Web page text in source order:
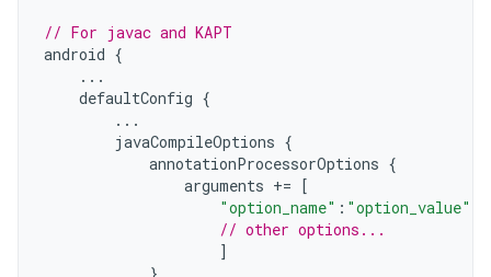
// For javac and KAPT
android {
...
defaultConfig {
...
javaCompileOptions {
annotationProcessorOptions {
arguments += [
"option_name" : "option_value"
// other options...
]